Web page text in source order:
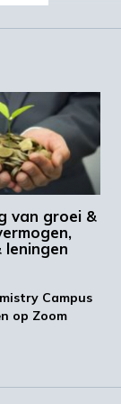
van groei &
leningen
Campus
op Zoom